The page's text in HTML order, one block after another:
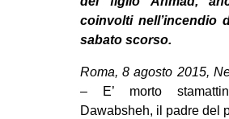
GENERI
MIGRAZIONI
PRECARIATO
REPRESSIONE
coinvolti nell’incendio
sabato scorso.
Roma, 8 agosto 2015,
– E’ morto
Dawabsheh, il padre del